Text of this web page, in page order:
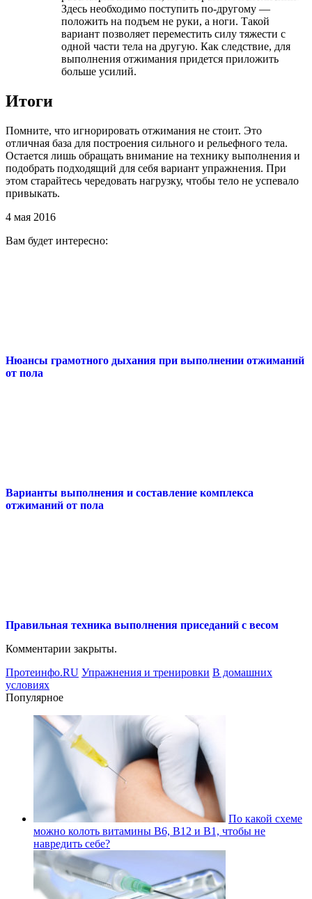
Здесь необходимо поступить по-другому —
положить на подъем не руки, а ноги. Такой
вариант позволяет переместить силу тяжести с
одной части тела на другую. Как следствие, для
выполнения отжимания придется приложить
больше усилий.
Итоги
Помните, что игнорировать отжимания не стоит. Это
отличная база для построения сильного и рельефного тела.
Остается лишь обращать внимание на технику выполнения и
подобрать подходящий для себя вариант упражнения. При
этом старайтесь чередовать нагрузку, чтобы тело не успевало
привыкать.
4 мая 2016
Вам будет интересно:
Нюансы грамотного дыхания при выполнении отжиманий
от пола
Варианты выполнения и составление комплекса
отжиманий от пола
Правильная техника выполнения приседаний с весом
Комментарии закрыты.
Протеинфо.RU Упражнения и тренировки В домашних
условиях
Популярное
По какой схеме
можно колоть витамины В6, В12 и В1, чтобы не
навредить себе?